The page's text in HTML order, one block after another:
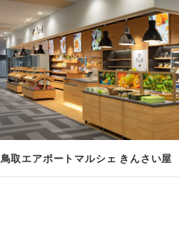
鳥取エアポートマルシェ きんさい屋